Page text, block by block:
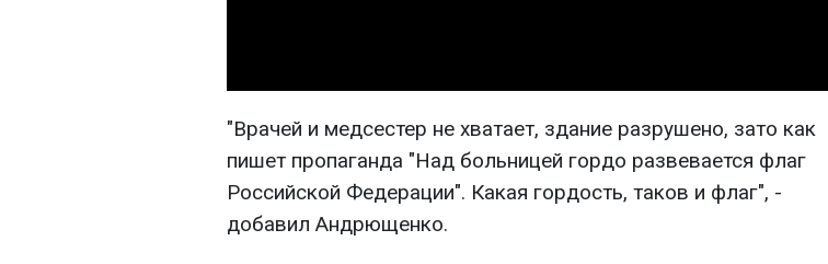
"Врачей и медсестер не хватает, здание разрушено, зато как
пишет пропаганда "Над больницей гордо развевается флаг
Российской Федерации". Какая гордость, таков и флаг", -
добавил Андрющенко.